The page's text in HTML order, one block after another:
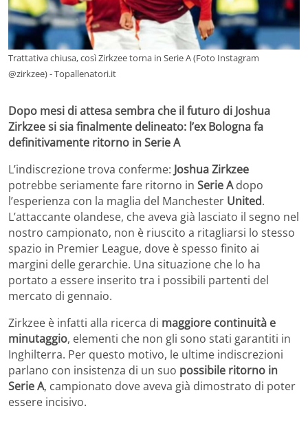
Trattativa chiusa, così Zirkzee torna in Serie A (Foto Instagram
@zirkzee) - Topallenatori.it
Dopo mesi di attesa sembra che il futuro di Joshua
Zirkzee si sia finalmente delineato: l’ex Bologna fa
definitivamente ritorno in Serie A
L’indiscrezione trova conferme: Joshua Zirkzee
potrebbe seriamente fare ritorno in Serie Adopo
l’esperienza con la maglia del Manchester United.
L’attaccante olandese, che aveva già lasciato il segno nel
nostro campionato, non è riuscito a ritagliarsi lo stesso
spazio in Premier League, dove è spesso finito ai
margini delle gerarchie. Una situazione che lo ha
portato a essere inserito tra i possibili partenti del
mercato di gennaio.
Zirkzee è infatti alla ricerca di maggiore continuità e
minutaggio, elementi che non gli sono stati garantiti in
Inghilterra. Per questo motivo, le ultime indiscrezioni
parlano con insistenza di un suo possibile ritorno in
Serie A, campionato dove aveva già dimostrato di poter
essere incisivo.